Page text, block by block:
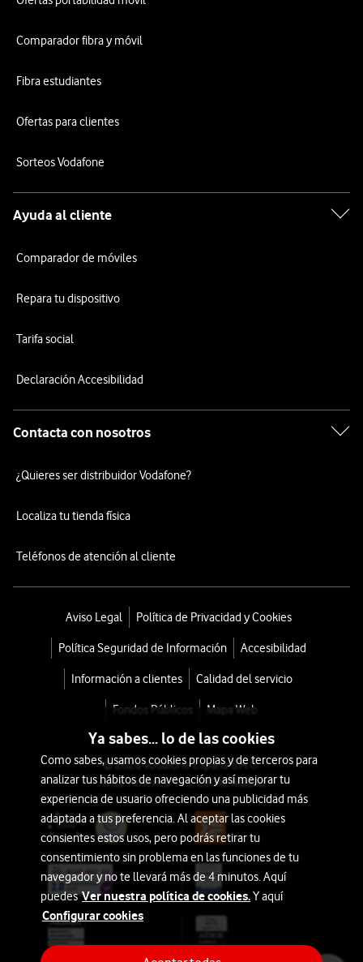
Comparador fibra y móvil
Fibra estudiantes
Ofertas para clientes
Sorteos Vodafone
Ayuda al cliente
Comparador de móviles
Repara tu dispositivo
Tarifa social
Declaración Accesibilidad
Contacta con nosotros
¿Quieres ser distribuidor Vodafone?
Localiza tu tienda física
Teléfonos de atención al cliente
Aviso Legal Política de Privacidad y Cookies
Política Seguridad de Información Accesibilidad
Información a clientes Calidad del servicio
Fondos Públicos Mapa Web
© 2026 Vodafone España S.A.U.
Avda. América 115, 28042 Madrid
Ya sabes... lo de las cookies
Como sabes, usamos cookies propias y de terceros para
analizar tus hábitos de navegación y así mejorar tu
experiencia de usuario ofreciendo una publicidad más
adaptada a tus preferencia. Al aceptar las cookies
consientes estos usos, pero podrás retirar tu
consentimiento sin problema en las funciones de tu
navegador y no te llevará más de 4 minutos. Aquí
puedesVer nuestra política de cookies.Y aquí
Configurar cookies